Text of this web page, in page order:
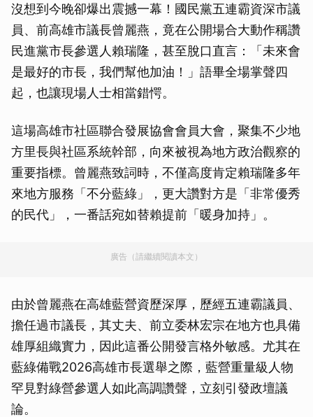
沒想到今晚卻爆出震撼一幕！國民黨五連霸資深市議
員、前高雄市議長曾麗燕，竟在公開場合大動作稱讚
民進黨市長參選人賴瑞隆，甚至脫口直言：「未來會
是最好的市長，我們幫他加油！」語畢全場掌聲四
起，也讓現場人士相當錯愕。
這場高雄市社區聯合發展協會會員大會，聚集不少地
方里長與社區系統幹部，向來被視為地方政治觀察的
重要指標。曾麗燕致詞時，不僅高度肯定賴瑞隆多年
來地方服務「不分藍綠」，更大讚對方是「非常優秀
的民代」，一番話宛如替賴提前「暖身加持」。
廣告（請繼續閱讀本文）
由於曾麗燕在高雄藍營資歷深厚，歷經五連霸議員、
擔任過市議長，其丈夫、前立委林宏宗在地方也具備
雄厚組織實力，因此這番公開發言格外敏感。尤其在
藍綠備戰2026高雄市長選舉之際，藍營重量級人物
罕見對綠營參選人如此高調讚聲，立刻引發政壇議
論。